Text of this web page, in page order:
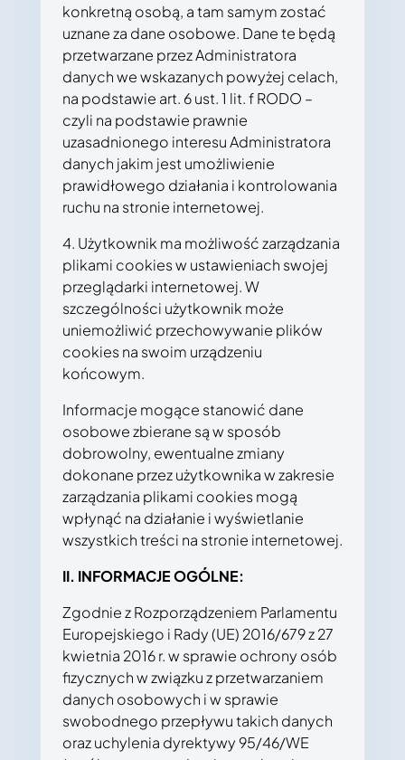
konkretną osobą, a tam samym zostać
uznane za dane osobowe. Dane te będą
przetwarzane przez Administratora
danych we wskazanych powyżej celach,
na podstawie art. 6 ust. 1 lit. f RODO –
czyli na podstawie prawnie
uzasadnionego interesu Administratora
danych jakim jest umożliwienie
prawidłowego działania i kontrolowania
ruchu na stronie internetowej.
4. Użytkownik ma możliwość zarządzania
plikami cookies w ustawieniach swojej
przeglądarki internetowej. W
szczególności użytkownik może
uniemożliwić przechowywanie plików
cookies na swoim urządzeniu
końcowym.
Informacje mogące stanowić dane
osobowe zbierane są w sposób
dobrowolny, ewentualne zmiany
dokonane przez użytkownika w zakresie
zarządzania plikami cookies mogą
wpłynąć na działanie i wyświetlanie
wszystkich treści na stronie internetowej.
II. INFORMACJE OGÓLNE:
Zgodnie z Rozporządzeniem Parlamentu
Europejskiego i Rady (UE) 2016/679 z 27
kwietnia 2016 r. w sprawie ochrony osób
fizycznych w związku z przetwarzaniem
danych osobowych i w sprawie
swobodnego przepływu takich danych
oraz uchylenia dyrektywy 95/46/WE